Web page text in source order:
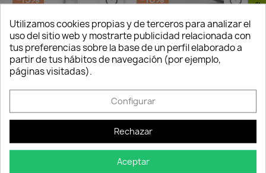
Quedan:
00
días
14
horas
04
min. seg.
Abono Líquido Vitavid...
favorite_border
Quedan:
00
días
14 04 37
Maceta Orquidea Adel
HOBBY...
favorite_border
Utilizamos cookies propias y de terceros para analizar el
uso del sitio web y mostrarte publicidad relacionada con
tus preferencias sobre la base de un perfil elaborado a
partir de tus hábitos de navegación (por ejemplo,
páginas visitadas).
Configurar
Rechazar
Aceptar
Consentimiento de cookies